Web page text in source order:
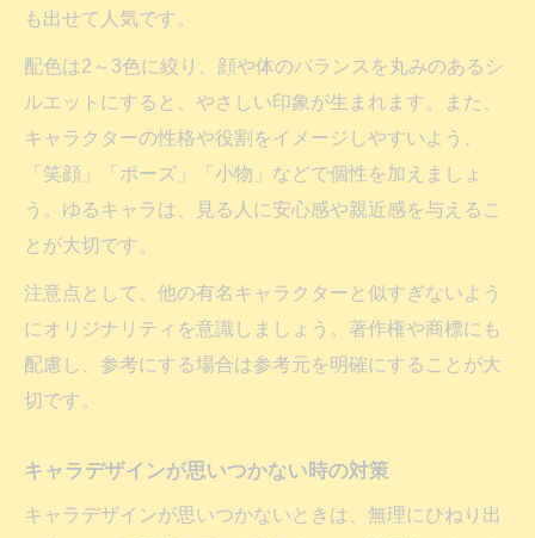
も出せて人気です。
配色は2～3色に絞り、顔や体のバランスを丸みのあるシ
ルエットにすると、やさしい印象が生まれます。また、
キャラクターの性格や役割をイメージしやすいよう、
「笑顔」「ポーズ」「小物」などで個性を加えましょ
う。ゆるキャラは、見る人に安心感や親近感を与えるこ
とが大切です。
注意点として、他の有名キャラクターと似すぎないよう
にオリジナリティを意識しましょう。著作権や商標にも
配慮し、参考にする場合は参考元を明確にすることが大
切です。
キャラデザインが思いつかない時の対策
キャラデザインが思いつかないときは、無理にひねり出